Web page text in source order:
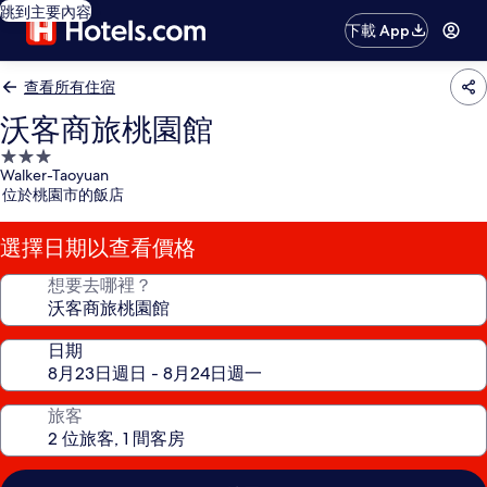
跳到主要內容
下載 App
查看所有住宿
沃客商旅桃園館
3.0
星
級
住
宿
Walker-Taoyuan
位於桃園市的飯店
選擇日期以查看價格
想要去哪裡？
日期
旅客